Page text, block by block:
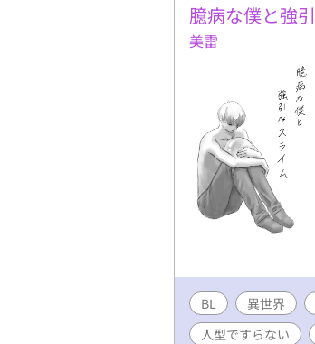
臆病な僕と強
美雷
BL 異世界
人型ですらない